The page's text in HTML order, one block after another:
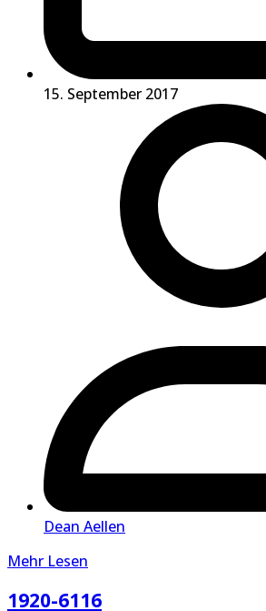
15. September 2017
Dean Aellen
Mehr Lesen
1920-6116